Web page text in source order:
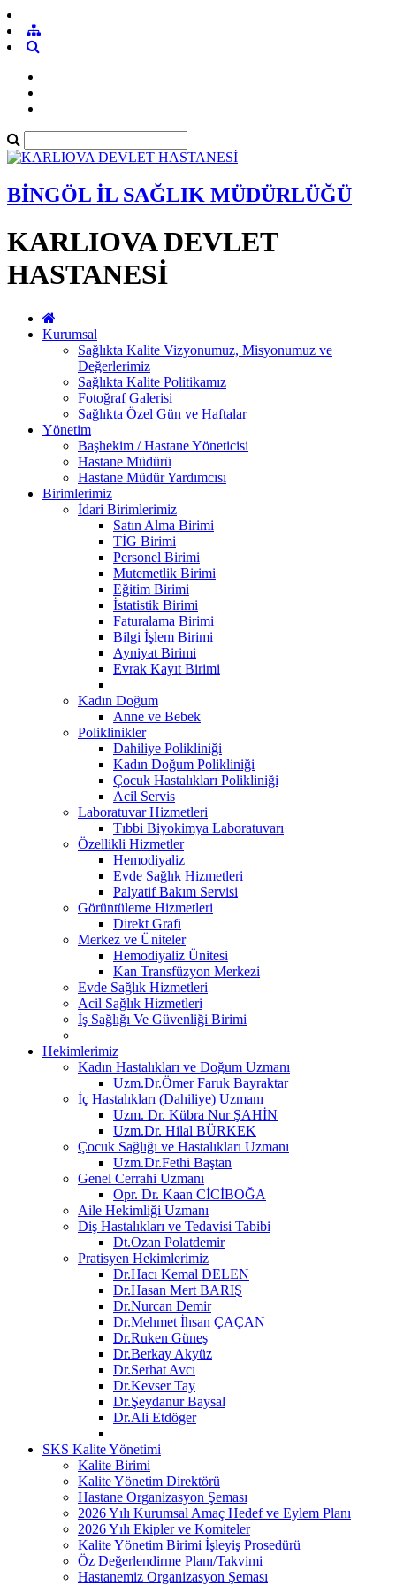
BİNGÖL İL SAĞLIK MÜDÜRLÜĞÜ
KARLIOVA DEVLET
HASTANESİ
Kurumsal
Sağlıkta Kalite Vizyonumuz, Misyonumuz ve
Değerlerimiz
Sağlıkta Kalite Politikamız
Fotoğraf Galerisi
Sağlıkta Özel Gün ve Haftalar
Yönetim
Başhekim / Hastane Yöneticisi
Hastane Müdürü
Hastane Müdür Yardımcısı
Birimlerimiz
İdari Birimlerimiz
Satın Alma Birimi
TİG Birimi
Personel Birimi
Mutemetlik Birimi
Eğitim Birimi
İstatistik Birimi
Faturalama Birimi
Bilgi İşlem Birimi
Ayniyat Birimi
Evrak Kayıt Birimi
Kadın Doğum
Anne ve Bebek
Poliklinikler
Dahiliye Polikliniği
Kadın Doğum Polikliniği
Çocuk Hastalıkları Polikliniği
Acil Servis
Laboratuvar Hizmetleri
Tıbbi Biyokimya Laboratuvarı
Özellikli Hizmetler
Hemodiyaliz
Evde Sağlık Hizmetleri
Palyatif Bakım Servisi
Görüntüleme Hizmetleri
Direkt Grafi
Merkez ve Üniteler
Hemodiyaliz Ünitesi
Kan Transfüzyon Merkezi
Evde Sağlık Hizmetleri
Acil Sağlık Hizmetleri
İş Sağlığı Ve Güvenliği Birimi
Hekimlerimiz
Kadın Hastalıkları ve Doğum Uzmanı
Uzm.Dr.Ömer Faruk Bayraktar
İç Hastalıkları (Dahiliye) Uzmanı
Uzm. Dr. Kübra Nur ŞAHİN
Uzm.Dr. Hilal BÜRKEK
Çocuk Sağlığı ve Hastalıkları Uzmanı
Uzm.Dr.Fethi Baştan
Genel Cerrahi Uzmanı
Opr. Dr. Kaan CİCİBOĞA
Aile Hekimliği Uzmanı
Diş Hastalıkları ve Tedavisi Tabibi
Dt.Ozan Polatdemir
Pratisyen Hekimlerimiz
Dr.Hacı Kemal DELEN
Dr.Hasan Mert BARIŞ
Dr.Nurcan Demir
Dr.Mehmet İhsan ÇAÇAN
Dr.Ruken Güneş
Dr.Berkay Akyüz
Dr.Serhat Avcı
Dr.Kevser Tay
Dr.Şeydanur Baysal
Dr.Ali Etdöger
SKS Kalite Yönetimi
Kalite Birimi
Kalite Yönetim Direktörü
Hastane Organizasyon Şeması
2026 Yılı Kurumsal Amaç Hedef ve Eylem Planı
2026 Yılı Ekipler ve Komiteler
Kalite Yönetim Birimi İşleyiş Prosedürü
Öz Değerlendirme Planı/Takvimi
Hastanemiz Organizasyon Şeması